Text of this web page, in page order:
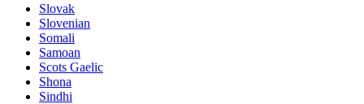
Slovak
Slovenian
Somali
Samoan
Scots Gaelic
Shona
Sindhi